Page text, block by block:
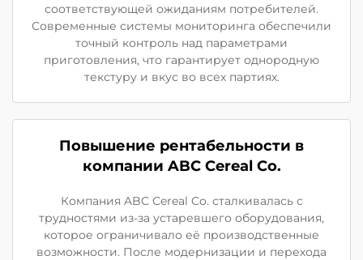
соответствующей ожиданиям потребителей.
Современные системы мониторинга обеспечили
точный контроль над параметрами
приготовления, что гарантирует однородную
текстуру и вкус во всех партиях.
Повышение рентабельности в
компании ABC Cereal Co.
Компания ABC Cereal Co. сталкивалась с
трудностями из-за устаревшего оборудования,
которое ограничивало её производственные
возможности. После модернизации и перехода